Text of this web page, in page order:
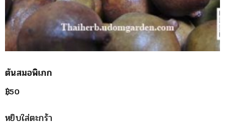
ต้นสมอพิเภก
฿50
หยิบใส่ตะกร้า